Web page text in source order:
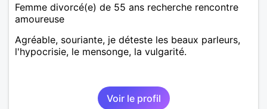
Femme divorcé(e) de 55 ans recherche rencontre
amoureuse
Agréable, souriante, je déteste les beaux parleurs,
l'hypocrisie, le mensonge, la vulgarité.
Voir le profil